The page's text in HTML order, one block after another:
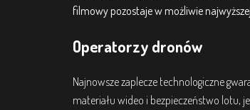
filmowy pozostaje w możliwie
Operatorzy dronów
Najnowsze zaplecze technologiczne
materiału wideo i bezpieczeństwo lotu,